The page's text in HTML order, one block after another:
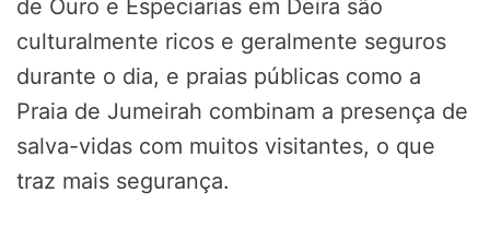
de Ouro e Especiarias em Deira são
culturalmente ricos e geralmente seguros
durante o dia, e praias públicas como a
Praia de Jumeirah combinam a presença de
salva-vidas com muitos visitantes, o que
traz mais segurança.